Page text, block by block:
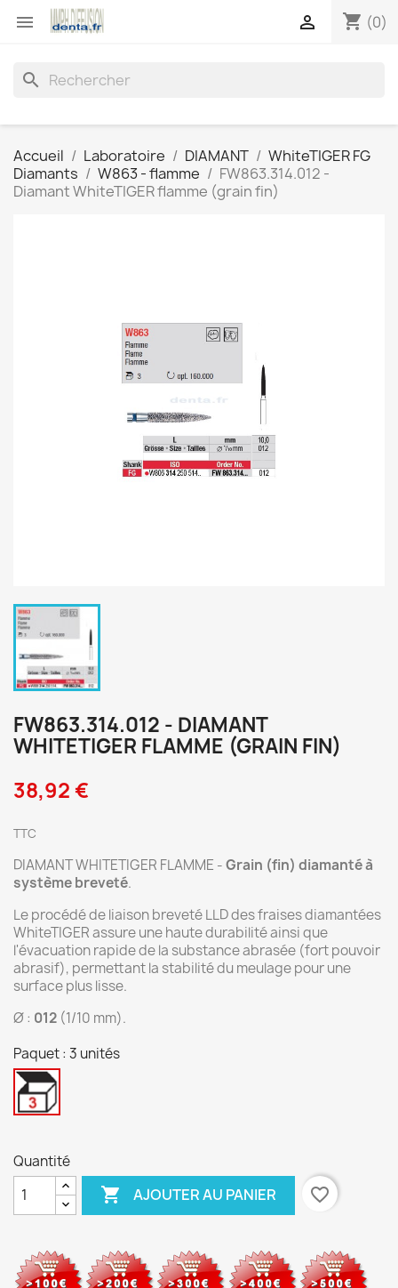
 shopping_cart (0)

search
Accueil Laboratoire DIAMANT
WhiteTIGER FG
Diamants
W863 - flamme
FW863.314.012 -
Diamant WhiteTIGER flamme (grain fin)
FW863.314.012 - DIAMANT
WHITETIGER FLAMME (GRAIN FIN)
38,92 €
TTC
DIAMANT WHITETIGER FLAMME -Grain (fin) diamanté à
système breveté.
Le procédé de liaison breveté LLD des fraises diamantées
WhiteTIGER assure une haute durabilité ainsi que
l'évacuation rapide de la substance abrasée (fort pouvoir
abrasif), permettant la stabilité du meulage pour une
surface plus lisse.
Ø : 012 (1/10 mm).
Paquet : 3 unités
3
Quantité
 AJOUTER AU PANIER favorite_border